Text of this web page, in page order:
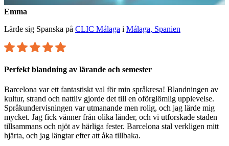
Emma
Lärde sig Spanska på CLIC Málaga i Málaga, Spanien
Perfekt blandning av lärande och semester
Barcelona var ett fantastiskt val för min språkresa! Blandningen av
kultur, strand och nattliv gjorde det till en oförglömlig upplevelse.
Språkundervisningen var utmanande men rolig, och jag lärde mig
mycket. Jag fick vänner från olika länder, och vi utforskade staden
tillsammans och njöt av härliga fester. Barcelona stal verkligen mitt
hjärta, och jag längtar efter att åka tillbaka.